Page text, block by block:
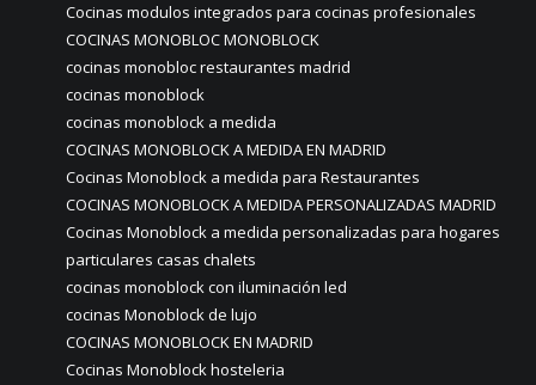
Cocinas modulos integrados para cocinas profesionales
COCINAS MONOBLOC MONOBLOCK
cocinas monobloc restaurantes madrid
cocinas monoblock
cocinas monoblock a medida
COCINAS MONOBLOCK A MEDIDA EN MADRID
Cocinas Monoblock a medida para Restaurantes
COCINAS MONOBLOCK A MEDIDA PERSONALIZADAS MADRID
Cocinas Monoblock a medida personalizadas para hogares
particulares casas chalets
cocinas monoblock con iluminación led
cocinas Monoblock de lujo
COCINAS MONOBLOCK EN MADRID
Cocinas Monoblock hosteleria